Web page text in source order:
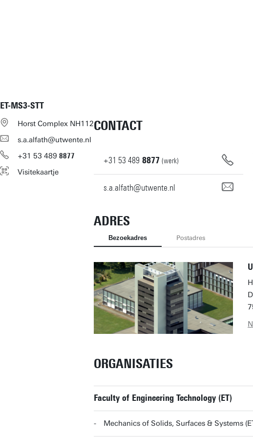
ET-MS3-STT
Horst Complex NH112
s.a.alfath@utwente.nl
+31 53 489 8877
Visitekaartje
CONTACT
+31 53 489 8877 (werk)
s.a.alfath@utwente.nl
ADRES
Bezoekadres Postadres
ORGANISATIES
Faculty of Engineering Technology (ET)
Mechanics of Solids, Surfaces & Systems